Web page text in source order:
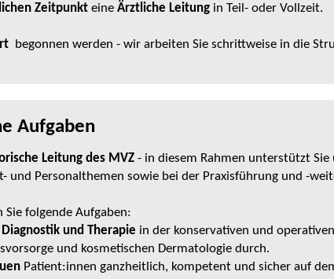
Zeitpunkt eine Ärztliche Leitung in Teil- oder Vollzeit.
begonnen werden - wir arbeiten Sie schrittweise in die
Aufgaben
Leitung des MVZ - in diesem Rahmen unterstützt Sie
und Personalthemen sowie bei der Praxisführung und -
Sie folgende Aufgaben:
Diagnostik und Therapie in der konservativen und
und kosmetischen Dermatologie durch.
Patient:innen ganzheitlich, kompetent und sicher auf